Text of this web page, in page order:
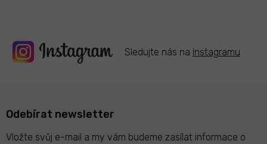
p
Sledujte nás na Instagramu
Odebírat newsletter
Vložte svůj e-mail a my vám budeme zasílat informace o